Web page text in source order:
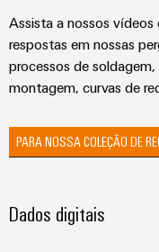
Assista a nossos
respostas em nossas
processos de
montagem, curvas de
PARA NOSSA COLEÇÃO DE
Dados digitais